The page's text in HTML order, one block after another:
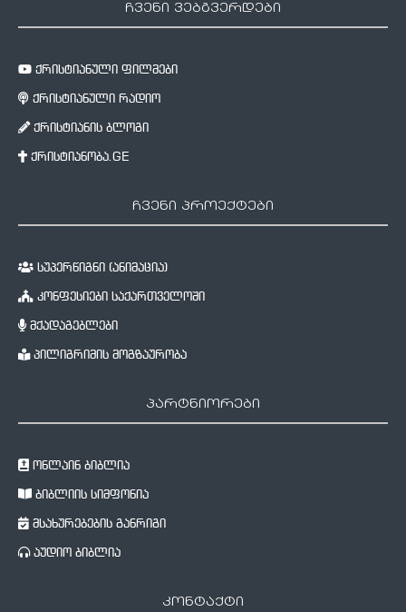
ჩვენი ვებგვერდები
ქრისტიანული ფილმები
ქრისტიანული რადიო
ქრისტიანის ბლოგი
ქრისტიანობა.GE
ჩვენი პროექტები
სუპერწიგნი (ანიმაცია)
კონფესიები საქართველოში
მქადაგებლები
პილიგრიმის მოგზაურობა
პარტნიორები
ონლაინ ბიბლია
ბიბლიის სიმფონია
მსახურებების განრიგი
აუდიო ბიბლია
კონტაქტი